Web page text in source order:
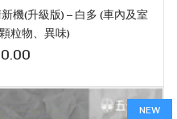
機(升級版) – 白多 (車內及室
粒物、異味)
NEW